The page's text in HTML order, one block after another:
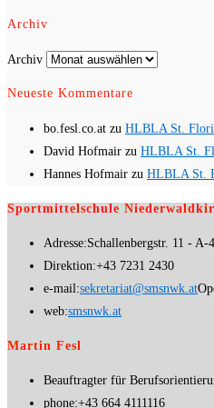
Archiv
Archiv
Neueste Kommentare
bo.fesl.co.at zu HLBLA St.
David Hofmair zu HLBLA St.
Hannes Hofmair zu HLBLA St.
Sportmittelschule
Adresse:Schallenbergstr. 11 -
Direktion:+43 7231 2430
e-mail:sekretariat@smsnwk.at
web:smsnwk.at
Martin Fesl
Beauftragter für
phone:+43 664 4111116